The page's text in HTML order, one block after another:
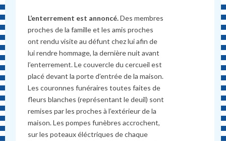
L’enterrement est annoncé.Des membres
proches de la famille et les amis proches
ont rendu visite au défunt chez lui afin de
lui rendre hommage, la dernière nuit avant
l’enterrement. Le couvercle du cercueil est
placé devant la porte d’entrée de la maison.
Les couronnes funéraires toutes faites de
fleurs blanches (représentant le deuil) sont
remises par les proches à l’extérieur de la
maison. Les pompes funèbres accrochent,
sur les poteaux éléctriques de chaque